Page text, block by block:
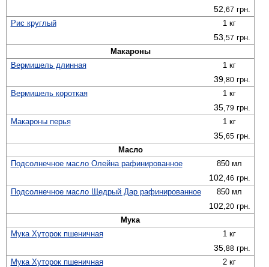
52, 67 грн.
Рис круглый
1 кг
53, 57 грн.
Макароны
Вермишель длинная
1 кг
39, 80грн.
Вермишель короткая
1 кг
35, 79грн.
Макароны перья
1 кг
35, 65грн.
Масло
Подсолнечное масло Олейна рафинированное
850 мл
102, 46 грн.
Подсолнечное масло Щедрый Дар рафинированное
850 мл
102, 20грн.
Мука
Мука Хуторок пшеничная
1 кг
35, 88грн.
Мука Хуторок пшеничная
2 кг